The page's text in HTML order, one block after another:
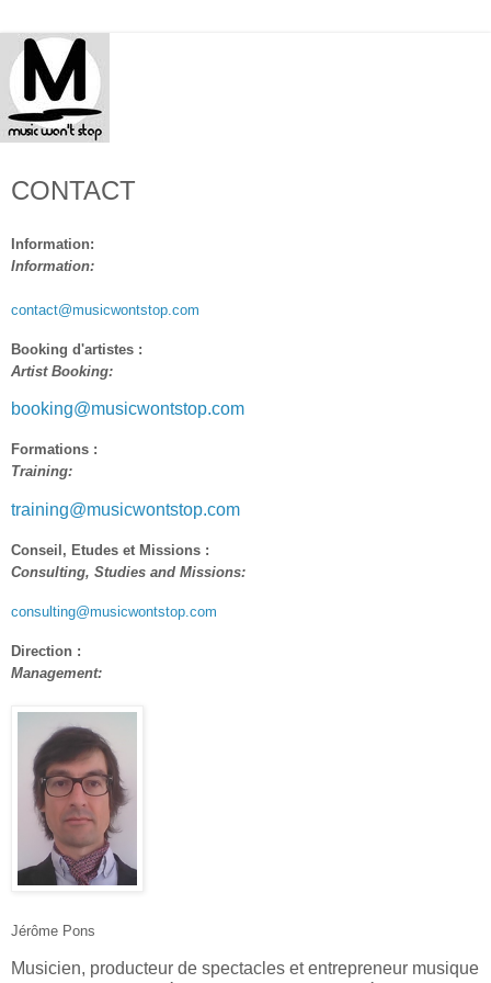
CONTACT
Information:
Information:
contact@musicwontstop.com
Booking d'artistes :
Artist Booking:
booking@musicwontstop.com
Formations :
Training:
training@musicwontstop.com
Conseil, Etudes et Missions :
Consulting, Studies and Missions:
consulting@musicwontstop.com
Direction :
Management:
Jérôme Pons
Musicien, producteur de spectacles et entrepreneur musique